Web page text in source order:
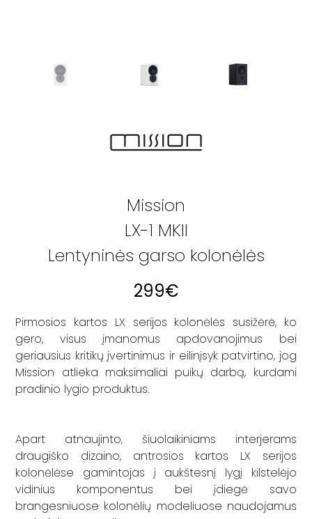
Mission
LX-1 MKII
Lentyninės garso kolonėlės
299€
Pirmosios kartos LX serijos kolonėlės susižėrė, ko
gero, visus įmanomus apdovanojimus bei
geriausius kritikų įvertinimus ir eilinįsyk patvirtino, jog
Mission atlieka maksimaliai puikų darbą, kurdami
pradinio lygio produktus.
Apart atnaujinto, šiuolaikiniams interjerams
draugiško dizaino, antrosios kartos LX serijos
kolonėlėse gamintojas į aukštesnį lygį kilstelėjo
vidinius komponentus bei įdiegė savo
brangesniuose kolonėlių modeliuose naudojamus